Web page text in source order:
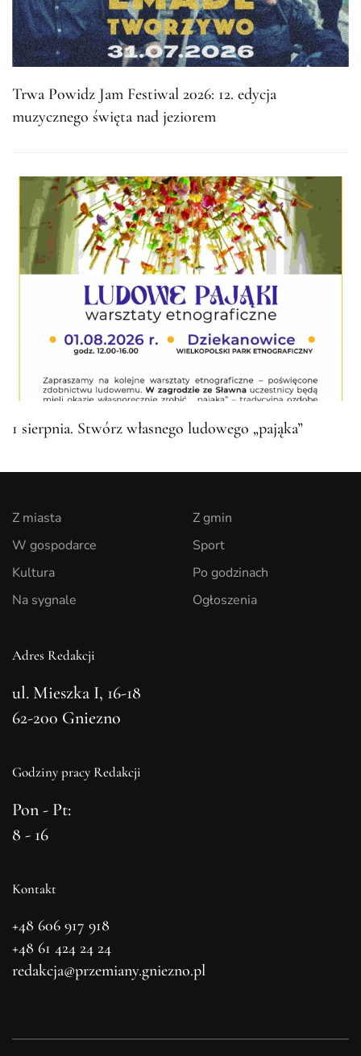
Trwa Powidz Jam Festiwal 2026: 12. edycja
muzycznego święta nad jeziorem
1 sierpnia. Stwórz własnego ludowego „pająka”
Z miasta
W gospodarce
Kultura
Na sygnale
Z gmin
Sport
Po godzinach
Ogłoszenia
Adres Redakcji
ul. Mieszka I, 16-18
62-200 Gniezno
Godziny pracy Redakcji
Pon - Pt:
8 - 16
Kontakt
+48 606 917 918
+48 61 424 24 24
redakcja@przemiany.gniezno.pl